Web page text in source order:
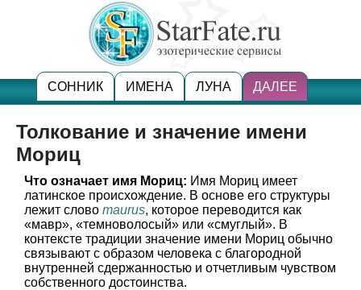
СОННИК ИМЕНА ЛУНА ДАЛЕЕ
Толкование и значение имени
Мориц
Что означает имя Мориц: Имя Мориц имеет
латинское происхождение. В основе его структуры
лежит слово maurus, которое переводится как
«мавр», «темноволосый» или «смуглый». В
контексте традиции значение имени Мориц обычно
связывают с образом человека с благородной
внутренней сдержанностью и отчетливым чувством
собственного достоинства.